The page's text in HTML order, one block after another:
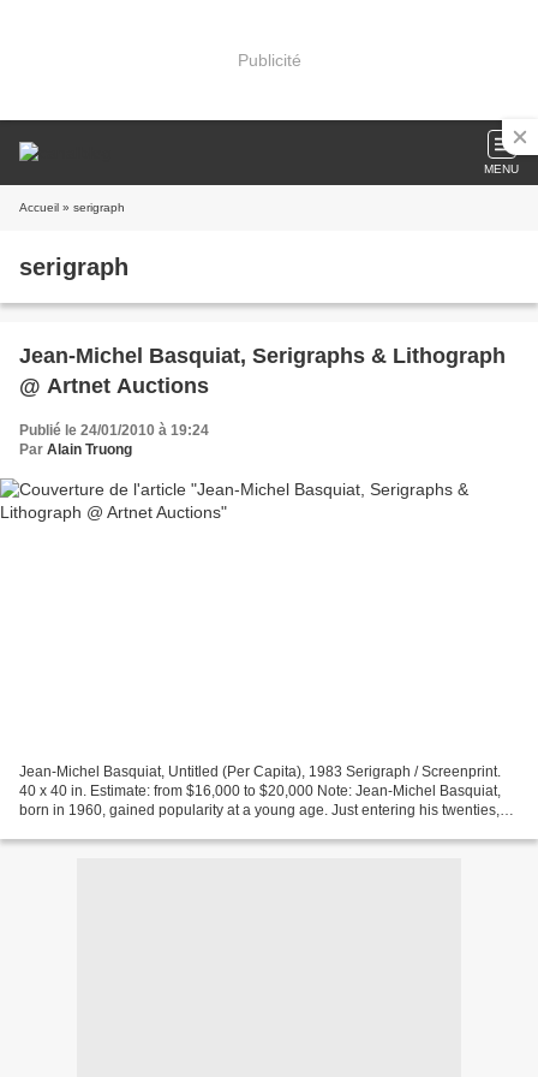
Publicité
MENU
Accueil » serigraph
serigraph
Jean-Michel Basquiat, Serigraphs & Lithograph
@ Artnet Auctions
Publié le 24/01/2010 à 19:24
Par Alain Truong
Jean-Michel Basquiat, Untitled (Per Capita), 1983 Serigraph / Screenprint.
40 x 40 in. Estimate: from $16,000 to $20,000 Note: Jean-Michel Basquiat,
born in 1960, gained popularity at a young age. Just entering his twenties,